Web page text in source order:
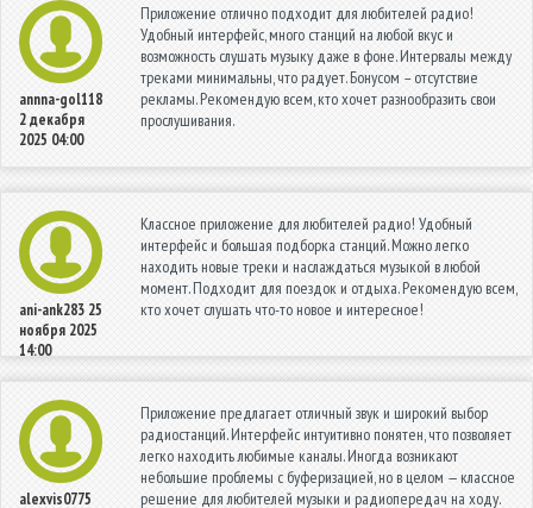
annna-gol118
2 декабря
2025 04:00
Приложение отлично подходит для любителей радио!
Удобный интерфейс, много станций на любой вкус и
возможность слушать музыку даже в фоне. Интервалы между
треками минимальны, что радует. Бонусом – отсутствие
рекламы. Рекомендую всем, кто хочет разнообразить свои
прослушивания.
ani-ank283 25
ноября 2025
14:00
Классное приложение для любителей радио! Удобный
интерфейс и большая подборка станций. Можно легко
находить новые треки и наслаждаться музыкой в любой
момент. Подходит для поездок и отдыха. Рекомендую всем,
кто хочет слушать что-то новое и интересное!
alexvis0775
Приложение предлагает отличный звук и широкий выбор
радиостанций. Интерфейс интуитивно понятен, что позволяет
легко находить любимые каналы. Иногда возникают
небольшие проблемы с буферизацией, но в целом — классное
решение для любителей музыки и радиопередач на ходу.